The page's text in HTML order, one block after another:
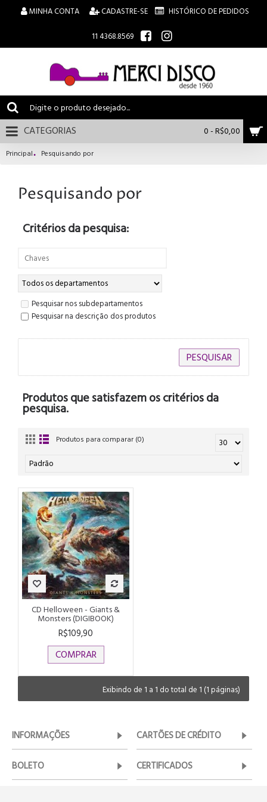
MINHA CONTA CADASTRE-SE
HISTÓRICO DE PEDIDOS
11 4368.8569
0 - R$0,00
CATEGORIAS
Principal Pesquisando por
Pesquisando por
Critérios da pesquisa:
Pesquisar nos subdepartamentos
Pesquisar na descrição dos produtos
Produtos que satisfazem os critérios da
pesquisa.
Produtos para comparar (0)
CD Helloween - Giants &
Monsters (DIGIBOOK)
R$109,90
COMPRAR
Exibindo de 1 a 1 do total de 1 (1 páginas)
INFORMAÇÕES CARTÕES DE CRÉDITO
BOLETO CERTIFICADOS